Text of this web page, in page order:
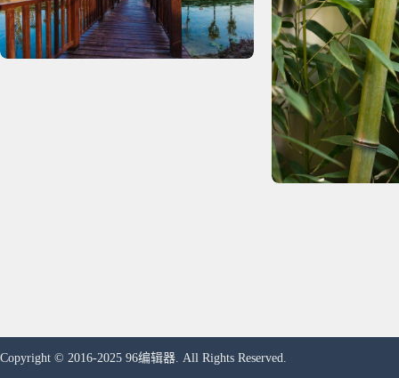
Copyright © 2016-2025 96编辑器. All Rights Reserved.